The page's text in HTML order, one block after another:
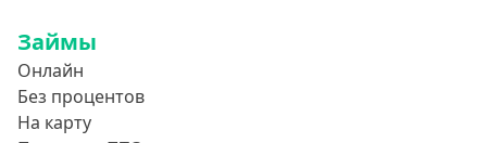
Займы
Онлайн
Без процентов
На карту